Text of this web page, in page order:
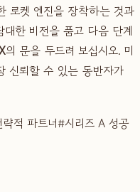
로켓 엔진을 장착하는 것과
한 비전을 품고 다음 단계
의 문을 두드려 보십시오. 미
신뢰할 수 있는 동반자가
략적 파트너#시리즈 A 성공